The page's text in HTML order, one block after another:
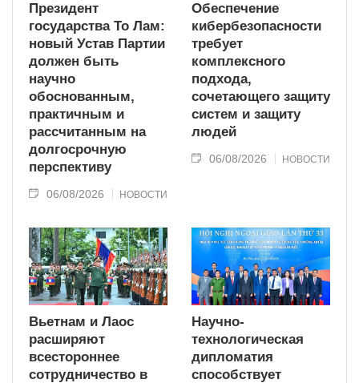
Президент
государства То Лам:
новый Устав Партии
должен быть
научно
обоснованным,
практичным и
рассчитанным на
долгосрочную
перспективу
06/08/2026 НОВОСТИ
Обеспечение
кибербезопасности
требует
комплексного
подхода,
сочетающего защиту
систем и защиту
людей
06/08/2026 НОВОСТИ
Вьетнам и Лаос
расширяют
всестороннее
сотрудничество в
Научно-
технологическая
дипломатия
способствует